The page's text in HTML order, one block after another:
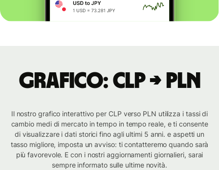
Grafico: CLP → PLN
Il nostro grafico interattivo per CLP verso PLN utilizza i tassi di
cambio medi di mercato in tempo in tempo reale, e ti consente
di visualizzare i dati storici fino agli ultimi 5 anni. e aspetti un
tasso migliore, imposta un avviso: ti contatteremo quando sarà
più favorevole. E con i nostri aggiornamenti giornalieri, sarai
sempre informato sulle ultime novità.